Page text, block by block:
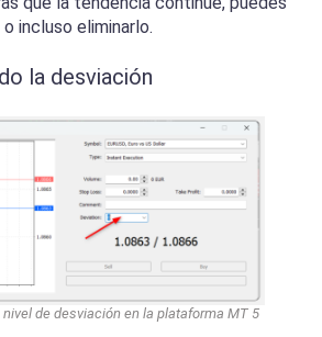
incluso eliminarlo.
la desviación
de desviación en la plataforma MT 5